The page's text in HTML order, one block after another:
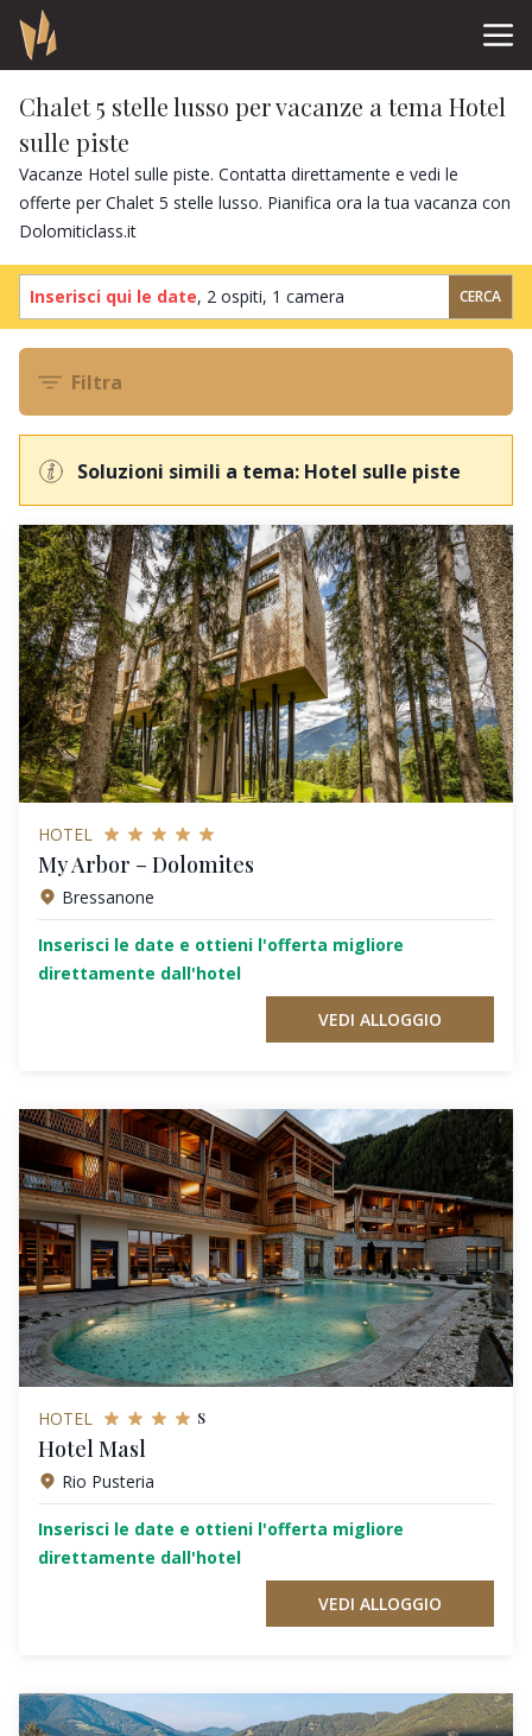
Chalet 5 stelle lusso per vacanze a tema Hotel
sulle piste
Vacanze Hotel sulle piste. Contatta direttamente e vedi le
offerte per Chalet 5 stelle lusso. Pianifica ora la tua vacanza con
Dolomiticlass.it
Inserisci qui le date, 2 ospiti, 1 camera CERCA
Filtra
Soluzioni simili a tema: Hotel sulle piste
HOTEL
My Arbor – Dolomites
Bressanone
Inserisci le date e ottieni l'offerta migliore
direttamente dall'hotel
VEDI ALLOGGIO
HOTEL s
Hotel Masl
Rio Pusteria
Inserisci le date e ottieni l'offerta migliore
direttamente dall'hotel
VEDI ALLOGGIO